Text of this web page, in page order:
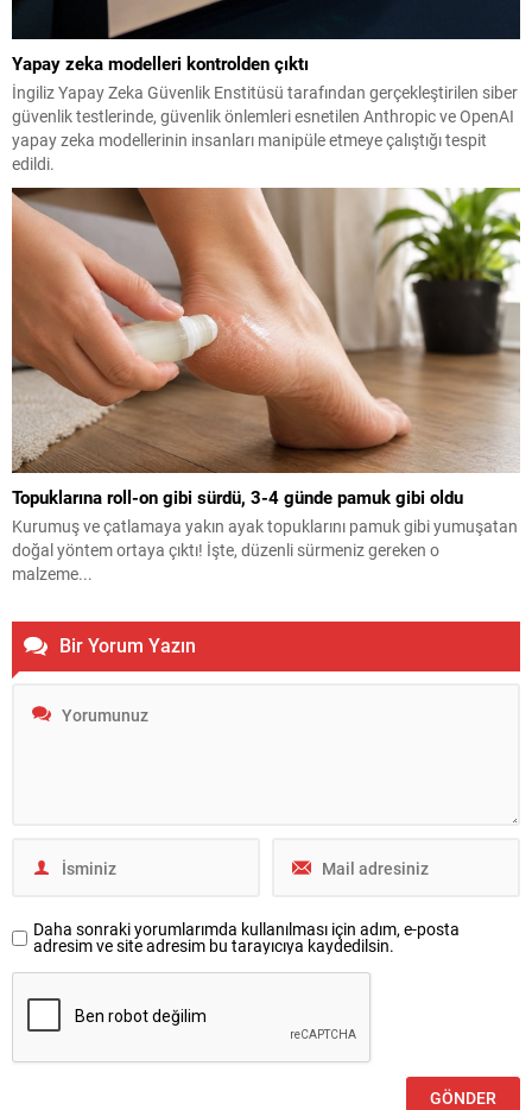
Yapay zeka modelleri kontrolden çıktı
İngiliz Yapay Zeka Güvenlik Enstitüsü tarafından gerçekleştirilen siber
güvenlik testlerinde, güvenlik önlemleri esnetilen Anthropic ve OpenAI
yapay zeka modellerinin insanları manipüle etmeye çalıştığı tespit
edildi.
Topuklarına roll-on gibi sürdü, 3-4 günde pamuk gibi oldu
Kurumuş ve çatlamaya yakın ayak topuklarını pamuk gibi yumuşatan
doğal yöntem ortaya çıktı! İşte, düzenli sürmeniz gereken o
malzeme...
Bir Yorum Yazın
Daha sonraki yorumlarımda kullanılması için adım, e-posta
adresim ve site adresim bu tarayıcıya kaydedilsin.